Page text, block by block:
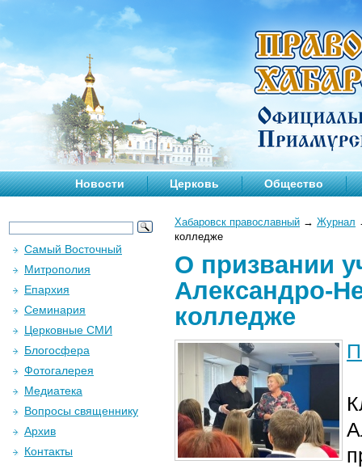
Новости Церковь Общество
Хабаровск православный → Журнал
колледже
О призвании
Александро-
колледже
Самый Восточный
Митрополия
Епархия
Семинария
Церковные СМИ
Блогосфера
Фотогалерея
Медиатека
Вопросы священнику
Архив
Контакты